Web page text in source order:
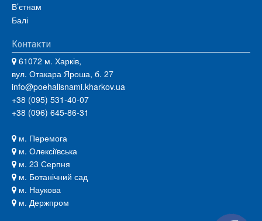
В’єтнам
Балі
Контакти
61072 м. Харків,
вул. Отакара Яроша, б. 27
info@poehalisnami.kharkov.ua
+38 (095) 531-40-07
+38 (096) 645-86-31
м. Перемога
м. Олексіївська
м. 23 Серпня
м. Ботанічний сад
м. Наукова
м. Держпром